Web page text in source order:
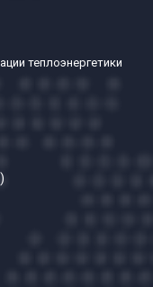
теплоэнергетики